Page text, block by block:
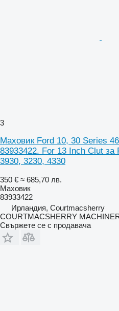
3
Маховик Ford 10, 30 Series
83933422. For 13 Inch Clut за
3930, 3230, 4330
350 € ≈ 685,70 лв.
Маховик
83933422
Ирландия, Courtmacsherry
COURTMACSHERRY
Свържете се с продавача